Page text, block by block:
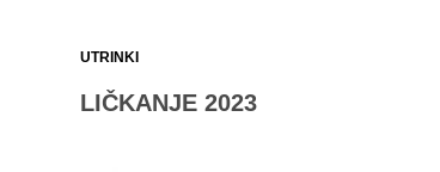
UTRINKI
LIČKANJE 2023